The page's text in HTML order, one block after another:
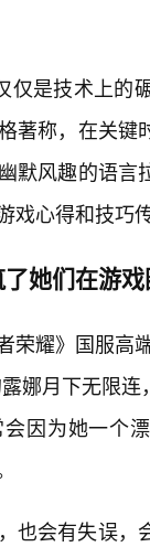
仅是技术上
著称，在关
默风趣的语
戏心得和技巧
她们在游
荣耀》国服高
娜月下无限
因为她一个
也会有失误，